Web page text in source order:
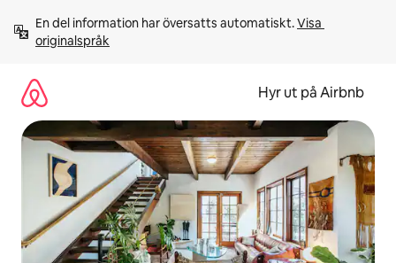
innehåll
En del information har översatts automatiskt. Visa
originalspråk
Hyr ut på Airbnb